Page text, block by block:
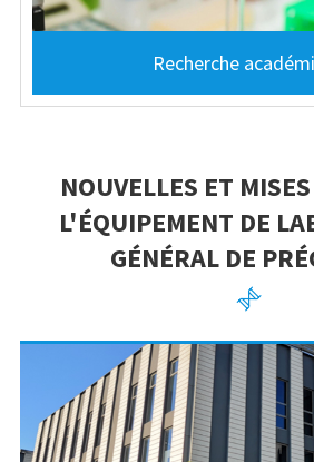
Recherche
NOUVELLES ET
L'ÉQUIPEMENT DE
GÉNÉRAL DE
